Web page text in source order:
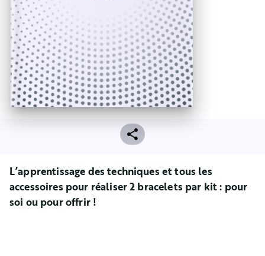
L’apprentissage des techniques et tous les
accessoires pour réaliser 2 bracelets par kit : pour
soi ou pour offrir !